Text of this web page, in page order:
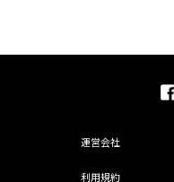
運営会社
利用規約